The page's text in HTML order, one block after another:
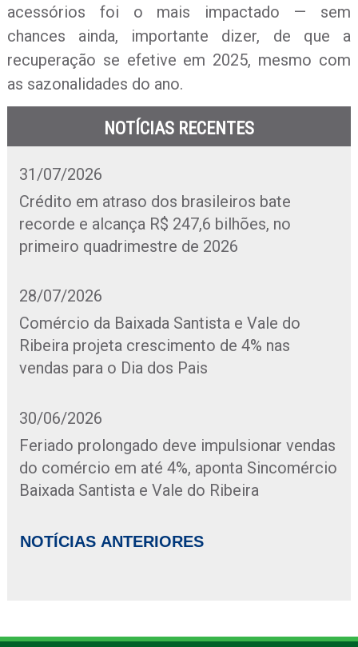
acessórios foi o mais impactado — sem
chances ainda, importante dizer, de que a
recuperação se efetive em 2025, mesmo com
as sazonalidades do ano.
NOTÍCIAS RECENTES
31/07/2026
Crédito em atraso dos brasileiros bate
recorde e alcança R$ 247,6 bilhões, no
primeiro quadrimestre de 2026
28/07/2026
Comércio da Baixada Santista e Vale do
Ribeira projeta crescimento de 4% nas
vendas para o Dia dos Pais
30/06/2026
Feriado prolongado deve impulsionar vendas
do comércio em até 4%, aponta Sincomércio
Baixada Santista e Vale do Ribeira
NOTÍCIAS ANTERIORES